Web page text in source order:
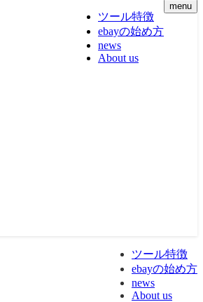
ツール特徴
ebayの始め方
news
About us
menu
ツール特徴
ebayの始め方
news
About us